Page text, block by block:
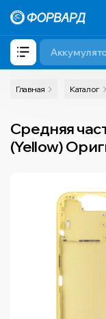
Главная Каталог
Средняя
(Yellow)